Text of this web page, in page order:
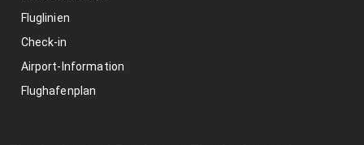
Fluglinien
Check-in
Airport-Information
Flughafenplan